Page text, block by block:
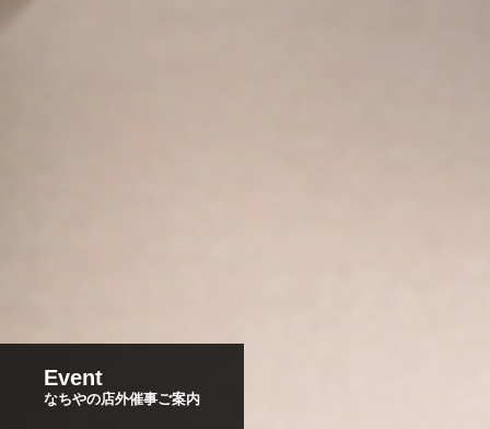
Event
なちやの店外催事ご案内